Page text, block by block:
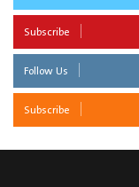
Subscribe
Follow Us
Subscribe